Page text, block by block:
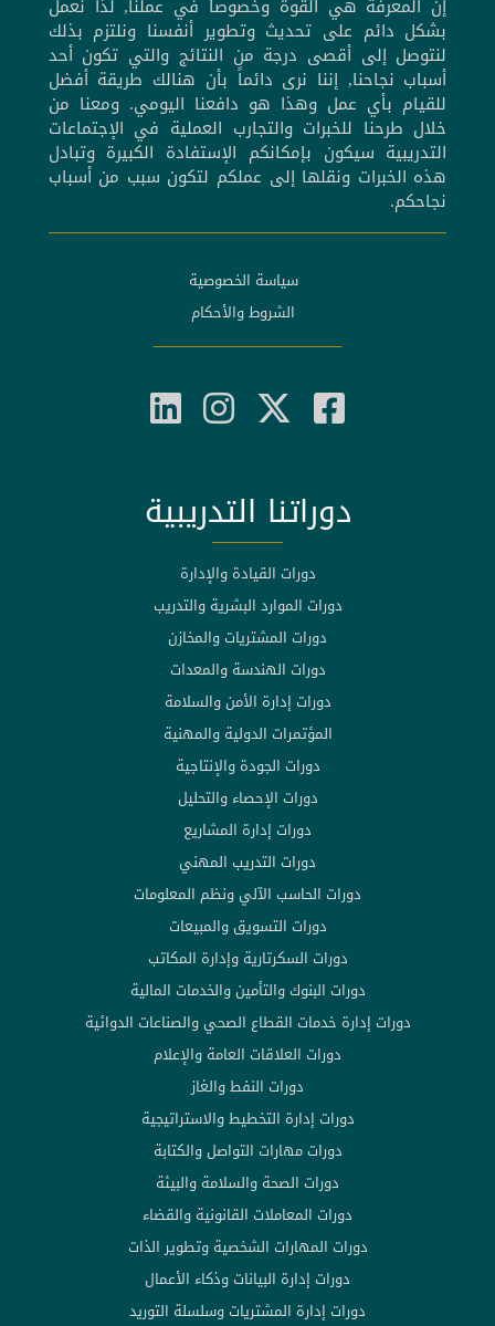
بشكل دائم على تحديث وتطوير أنفسنا ونلتزم بذلك
لنتوصل إلى أقصى درجة من النتائج والتي تكون أحد
أسباب نجاحنا, إننا نرى دائماً بأن هنالك طريقة أفضل
للقيام بأي عمل وهذا هو دافعنا اليومي. ومعنا من
خلال طرحنا للخبرات والتجارب العملية في الإجتماعات
التدريبية سيكون بإمكانكم الإستفادة الكبيرة وتبادل
هذه الخبرات ونقلها إلى عملكم لتكون سبب من أسباب
نجاحكم.
سياسة الخصوصية
الشروط والأحكام
دوراتنا التدريبية
دورات القيادة والإدارة
دورات الموارد البشرية والتدريب
دورات المشتريات والمخازن
دورات الهندسة والمعدات
دورات إدارة الأمن والسلامة
المؤتمرات الدولية والمهنية
دورات الجودة والإنتاجية
دورات الإحصاء والتحليل
دورات إدارة المشاريع
دورات التدريب المهني
دورات الحاسب الآلي ونظم المعلومات
دورات التسويق والمبيعات
دورات السكرتارية وإدارة المكاتب
دورات البنوك والتأمين والخدمات المالية
دورات إدارة خدمات القطاع الصحي والصناعات الدوائية
دورات العلاقات العامة والإعلام
دورات النفط والغاز
دورات إدارة التخطيط والاستراتيجية
دورات مهارات التواصل والكتابة
دورات الصحة والسلامة والبيئة
دورات المعاملات القانونية والقضاء
دورات المهارات الشخصية وتطوير الذات
دورات إدارة البيانات وذكاء الأعمال
دورات إدارة المشتريات وسلسلة التوريد